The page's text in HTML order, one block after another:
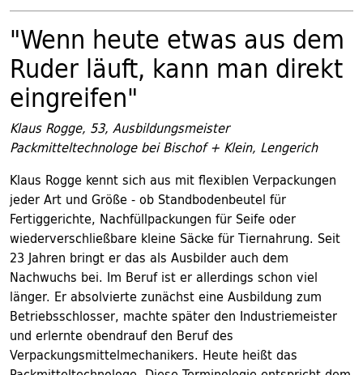
"Wenn heute etwas aus dem
Ruder läuft, kann man direkt
eingreifen"
Klaus Rogge, 53, Ausbildungsmeister
Packmitteltechnologe bei Bischof + Klein, Lengerich
Klaus Rogge kennt sich aus mit flexiblen Verpackungen
jeder Art und Größe - ob Standbodenbeutel für
Fertiggerichte, Nachfüllpackungen für Seife oder
wiederverschließbare kleine Säcke für Tiernahrung. Seit
23 Jahren bringt er das als Ausbilder auch dem
Nachwuchs bei. Im Beruf ist er allerdings schon viel
länger. Er absolvierte zunächst eine Ausbildung zum
Betriebsschlosser, machte später den Industriemeister
und erlernte obendrauf den Beruf des
Verpackungsmittelmechanikers. Heute heißt das